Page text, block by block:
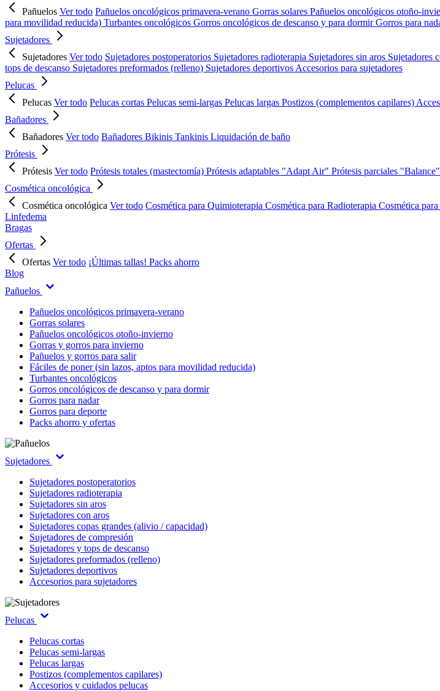
Pañuelos Ver todo Pañuelos oncológicos primavera-verano Gorras solares Pañuelos oncológicos otoño-
para movilidad reducida) Turbantes oncológicos Gorros oncológicos de descanso y para dormirGorros para
Sujetadores
Sujetadores Ver todo Sujetadores postoperatorios Sujetadores radioterapia Sujetadores sin aros Sujetadores
tops de descanso Sujetadores preformados (relleno) Sujetadores deportivos Accesorios para sujetadores
Pelucas
Pelucas Ver todo Pelucas cortas Pelucas semi-largas Pelucas largas Postizos (complementos capilares)
Bañadores
Bañadores Ver todo Bañadores Bikinis Tankinis Liquidación de baño
Prótesis
Prótesis Ver todo Prótesis totales (mastectomía) Prótesis adaptables "Adapt Air" Prótesis parciales "Balance"
Cosmética oncológica
Cosmética oncológica Ver todo Cosmética para Quimioterapia Cosmética para Radioterapia Cosmética
Linfedema
Bragas
Ofertas
Ofertas Ver todo ¡Últimas tallas! Packs ahorro
Blog
Pañuelos
Pañuelos oncológicos primavera-verano
Gorras solares
Pañuelos oncológicos otoño-invierno
Gorras y gorros para invierno
Pañuelos y gorros para salir
Fáciles de poner (sin lazos, aptos para movilidad reducida)
Turbantes oncológicos
Gorros oncológicos de descanso y para dormir
Gorros para nadar
Gorros para deporte
Packs ahorro y ofertas
Sujetadores
Sujetadores postoperatorios
Sujetadores radioterapia
Sujetadores sin aros
Sujetadores con aros
Sujetadores copas grandes (alivio / capacidad)
Sujetadores de compresión
Sujetadores y tops de descanso
Sujetadores preformados (relleno)
Sujetadores deportivos
Accesorios para sujetadores
Pelucas
Pelucas cortas
Pelucas semi-largas
Pelucas largas
Postizos (complementos capilares)
Accesorios y cuidados pelucas